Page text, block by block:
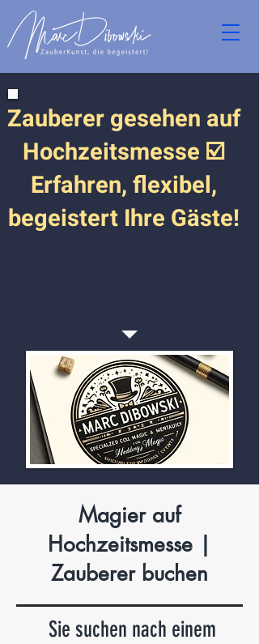
Zauberer gesehen auf
Hochzeitsmesse ☑️
Erfahren, flexibel,
begeistert Ihre Gäste!
Magier auf
Hochzeitsmesse |
Zauberer buchen
Sie suchen nach einem